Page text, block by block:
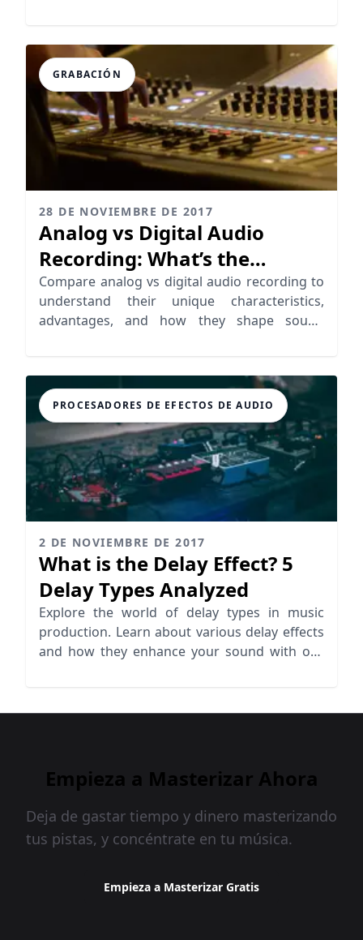
GRABACIÓN
28 DE NOVIEMBRE DE 2017
Analog vs Digital Audio
Recording: What’s the
Difference?
Compare analog vs digital audio recording to
understand their unique characteristics,
advantages, and how they shape sound
PROCESADORES DE EFECTOS DE AUDIO
2 DE NOVIEMBRE DE 2017
What is the Delay Effect? 5
Delay Types Analyzed
Explore the world of delay types in music
production. Learn about various delay effects
and how they enhance your sound with our
Empieza a Masterizar Ahora
Deja de gastar tiempo y dinero masterizando
tus pistas, y concéntrate en tu música.
Empieza a Masterizar Gratis